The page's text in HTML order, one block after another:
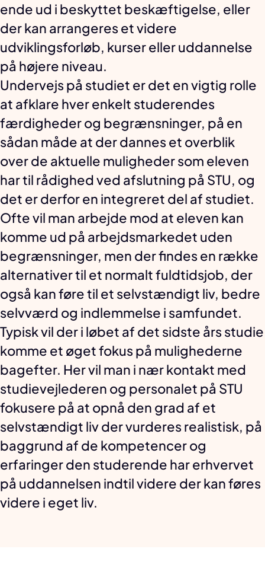
ende ud i beskyttet beskæftigelse, eller
der kan arrangeres et videre
udviklingsforløb, kurser eller uddannelse
på højere niveau.
Undervejs på studiet er det en vigtig rolle
at afklare hver enkelt studerendes
færdigheder og begrænsninger, på en
sådan måde at der dannes et overblik
over de aktuelle muligheder som eleven
har til rådighed ved afslutning på STU, og
det er derfor en integreret del af studiet.
Ofte vil man arbejde mod at eleven kan
komme ud på arbejdsmarkedet uden
begrænsninger, men der findes en række
alternativer til et normalt fuldtidsjob, der
også kan føre til et selvstændigt liv, bedre
selvværd og indlemmelse i samfundet.
Typisk vil der i løbet af det sidste års studie
komme et øget fokus på mulighederne
bagefter. Her vil man i nær kontakt med
studievejlederen og personalet på STU
fokusere på at opnå den grad af et
selvstændigt liv der vurderes realistisk, på
baggrund af de kompetencer og
erfaringer den studerende har erhvervet
på uddannelsen indtil videre der kan føres
videre i eget liv.